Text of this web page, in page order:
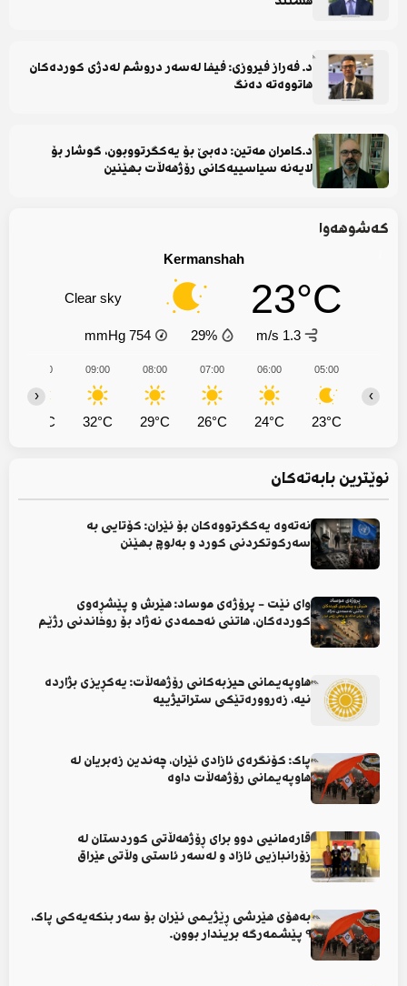
نوێترین بابەتەکان
نەتەوە یەکگرتووەکان بۆ ئێران: کۆتایی بە
سەرکوتکردنی کورد و بەلوچ بهێنن
وای نێت - پرۆژەی موساد: هێرش و پێشڕەوی
کوردەکان، هاتنی ئەحمەدی نەژاد بۆ روخاندنی رژێم
هاوپەیمانی حیزبەکانی رۆژهەڵات: یەکڕیزی بژاردە
نیە، زەروورەتێکی ستراتیژییە
پاک: کۆنگرەی ئازادی ئێران، چەندین زەبریان لە
هاوپەیمانی رۆژهەڵات داوە
قارەمانیی دوو برای ڕۆژهەڵاتی کوردستان لە
زۆرانبازیی ئازاد و لەسەر ئاستی وڵاتی عێراق
بەهۆی هێرشی ڕێژیمی ئێران بۆ سەر بنکەیەکی پاک،
٩ پێشمەرگە بریندار بوون.
کەشوهەوا
Kermanshah
23°C
Clear sky
1.3 m/s
29%
754
mmHg
05:00
23°C
06:00
24°C
07:00
26°C
08:00
29°C
09:00
32°C
10:00
34°C
‹ ›
د. فەراز فیروزی: فیفا لەسەر دروشم لەدژی کوردەکان
هاتووەتە دەنگ
د.کامران مەتین: دەبێ بۆ یەکگرتووبون، گوشار بۆ
لایەنە سیاسییەکانی رۆژهەڵات بهێنین